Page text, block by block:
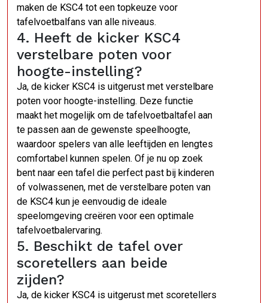
maken de KSC4 tot een topkeuze voor
tafelvoetbalfans van alle niveaus.
4. Heeft de kicker KSC4
verstelbare poten voor
hoogte-instelling?
Ja, de kicker KSC4 is uitgerust met verstelbare
poten voor hoogte-instelling. Deze functie
maakt het mogelijk om de tafelvoetbaltafel aan
te passen aan de gewenste speelhoogte,
waardoor spelers van alle leeftijden en lengtes
comfortabel kunnen spelen. Of je nu op zoek
bent naar een tafel die perfect past bij kinderen
of volwassenen, met de verstelbare poten van
de KSC4 kun je eenvoudig de ideale
speelomgeving creëren voor een optimale
tafelvoetbalervaring.
5. Beschikt de tafel over
scoretellers aan beide
zijden?
Ja, de kicker KSC4 is uitgerust met scoretellers